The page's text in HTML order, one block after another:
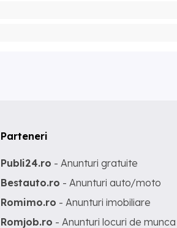
Parteneri
Publi24.ro - Anunturi gratuite
Bestauto.ro - Anunturi auto/moto
Romimo.ro - Anunturi imobiliare
Romjob.ro - Anunturi locuri de munca